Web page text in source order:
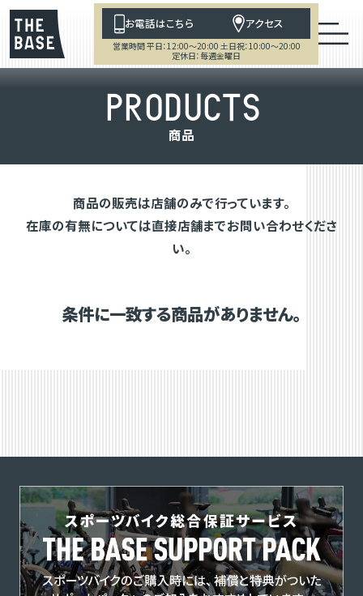
お電話はこちら アクセス
営業時間 平日：12:00～20:00 土日祝：10:00～20:00
定休日：毎週金曜日
PRODUCTS
商品
商品の販売は店舗のみで行っています。
在庫の有無については直接店舗までお問い合わせくださ
い。
条件に一致する商品がありません。